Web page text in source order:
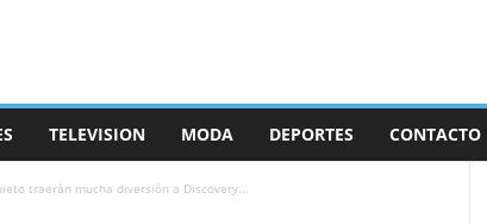
TELEVISION MODA DEPORTES CONTACTO
traerán mucha diversión a Discovery...